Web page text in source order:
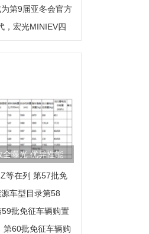
第9届亚冬会官方
，宏光MINIEV四
曝光 优异性能
等在列 第57批免
车型目录第58
批免征车辆购置
第60批免征车辆购